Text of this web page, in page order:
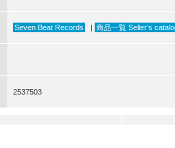
Seven Beat Records | 商品一覧 Seller’s
2537503